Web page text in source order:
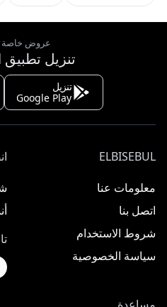
عروض خاصة
تنزيل تطبيق ElbiseBul
تنزيل
Google Play
ELBISEBUL
معلومات عنا
اتصل بنا
شروط الاستخدام
سياسة الخصوصية